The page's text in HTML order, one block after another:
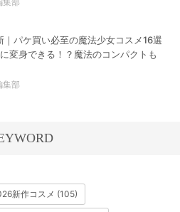
｜パケ買い必至の魔法少女コスメ16選
変身できる！？魔法のコンパクトも
集部
新作コスメ (105)